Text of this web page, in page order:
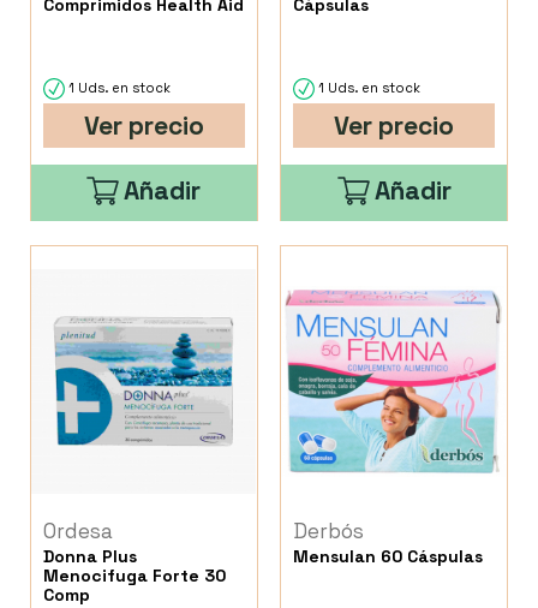
Comprimidos Health Aid
1 Uds. en stock
Ver precio
Añadir
Cápsulas
1 Uds. en stock
Ver precio
Añadir
Ordesa
Donna Plus
Menocifuga Forte 30
Comp
Derbós
Mensulan 60 Cáspulas